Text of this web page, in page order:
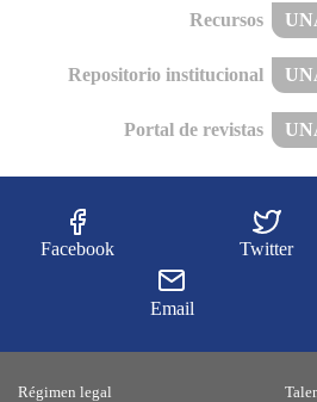
Recursos
Repositorio institucional
Portal de revistas
Facebook Twitter
Email
Régimen legal